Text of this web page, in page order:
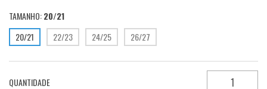
TAMANHO:20/21
20/21
22/23 24/25 26/27
QUANTIDADE